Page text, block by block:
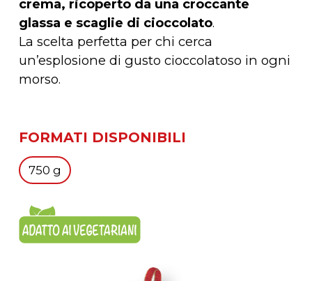
crema, ricoperto da una croccante
glassa e scaglie di cioccolato.
La scelta perfetta per chi cerca
un’esplosione di gusto cioccolatoso in ogni
morso.
FORMATI DISPONIBILI
750 g